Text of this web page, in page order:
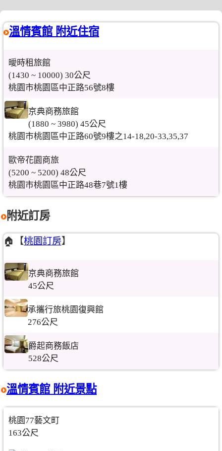
溫情賓館 附近住宿
曖時租旅館
(1430 ~ 10000) 30公尺
桃園市桃園區中正路56號8樓
京典商務旅館
(1880 ~ 3980) 45公尺
桃園市桃園區中正路60號9樓之14-18,20-33,35,37
歐帝花園商旅
(5200 ~ 5200) 48公尺
桃園市桃園區中正路48巷7號1樓
附近訂房
🏠【桃園訂房】
京典商務旅館
45公尺
承攜行旅桃園復興館
276公尺
爵起商務飯店
528公尺
溫情賓館 附近景點
桃園77藝文町
163公尺